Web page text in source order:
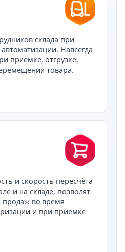
склада при
Навсегда
приёмке, отгрузке,
товара.
и скорость пересчёта
и на складе, позволят
продаж во время
и при приёмке